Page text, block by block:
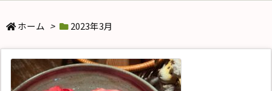
ホーム > 2023年3月